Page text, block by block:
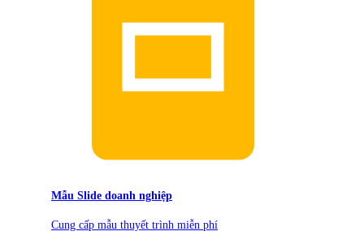
Mẫu Slide doanh nghiệp
Cung cấp mẫu thuyết trình miễn phí